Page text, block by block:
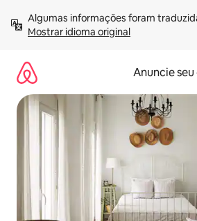
para
Mostrar idioma original
Anuncie